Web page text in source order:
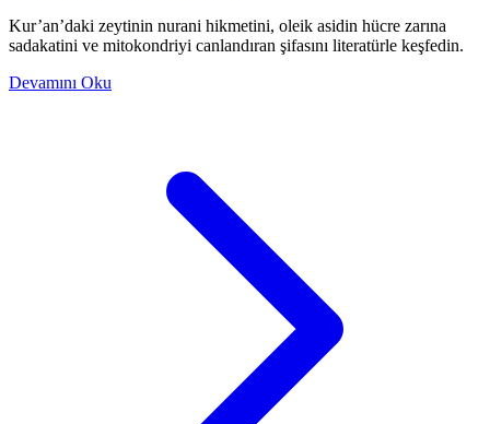
Kur’an’daki zeytinin nurani hikmetini, oleik asidin hücre zarına
sadakatini ve mitokondriyi canlandıran şifasını literatürle keşfedin.
Devamını Oku